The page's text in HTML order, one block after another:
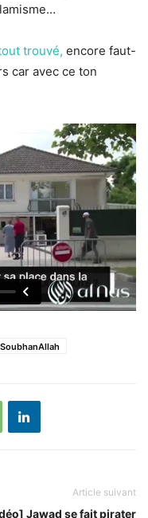
trouvé, encore faut-
car avec ce ton
SoubhanAllah
Article suivant
Jawad se fait pirater